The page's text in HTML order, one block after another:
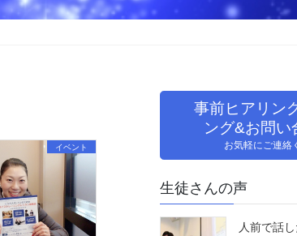
イベント
事前ヒアリン
ング&お問い
お気軽にご連絡
生徒さんの声
人前で話